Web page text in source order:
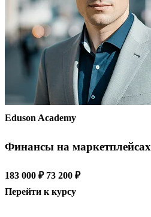
Eduson Academy
Финансы на маркетплейсах
183 000 ₽ 73 200 ₽
Перейти к курсу